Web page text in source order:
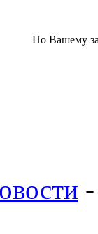
По Вашему